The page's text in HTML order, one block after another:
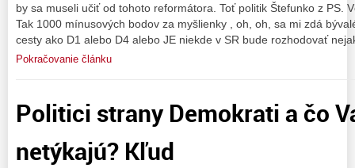
by sa museli učiť od tohoto reformátora. Toť politik Štefunko z PS.
Tak 1000 mínusových bodov za myšlienky , oh, oh, sa mi zdá
cesty ako D1 alebo D4 alebo JE niekde v SR bude rozhodovať
Pokračovanie článku
Politici strany Demokrati a čo
netýkajú? Kľud